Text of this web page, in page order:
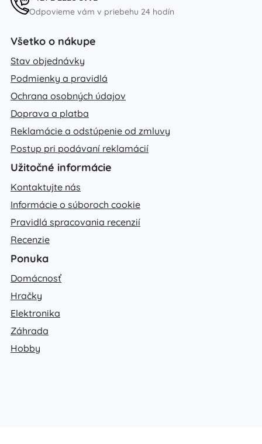
Odpovieme vám v priebehu 24 hodín
Všetko o nákupe
Stav objednávky
Podmienky a pravidlá
Ochrana osobných údajov
Doprava a platba
Reklamácie a odstúpenie od zmluvy
Postup pri podávaní reklamácií
Užitočné informácie
Kontaktujte nás
Informácie o súboroch cookie
Pravidlá spracovania recenzií
Recenzie
Ponuka
Domácnosť
Hračky
Elektronika
Záhrada
Hobby